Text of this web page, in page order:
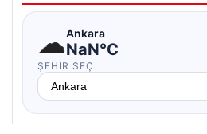
☁Ankara
NaN°C
ŞEHIR SEÇ